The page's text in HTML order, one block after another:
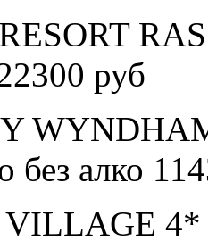
руб
без алко
4*